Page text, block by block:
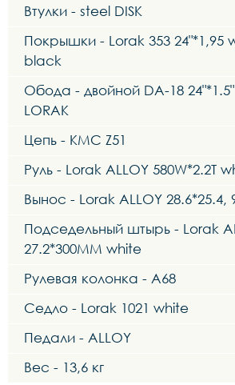
Втулки - steel DISK
Покрышки - Lorak 353 24"*1,95
black
Обода - двойной DA-18
LORAK
Цепь - KMC Z51
Руль - Lorak ALLOY 580W*2.2T
Вынос - Lorak ALLOY 28.6*25.4,
Подседельный штырь - Lorak
27.2*300MM white
Рулевая колонка - A68
Седло - Lorak 1021 white
Педали - ALLOY
Вес - 13,6 кг